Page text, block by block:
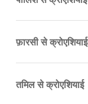
फ़ारसी से क्रोएशियाई
तमिल से क्रोएशियाई